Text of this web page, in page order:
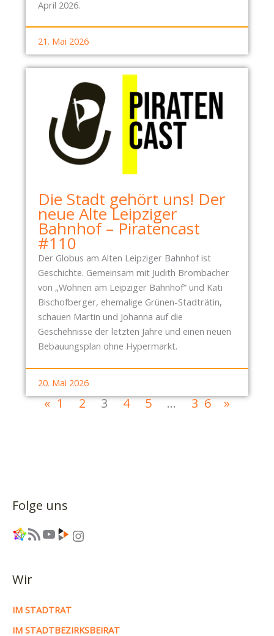
April 2026.
21. Mai 2026
Die Stadt gehört uns! Der
neue Alte Leipziger
Bahnhof – Piratencast
#110
Der Globus am Alten Leipziger Bahnhof ist
Geschichte. Gemeinsam mit Judith Brombacher
von „Wohnen am Leipziger Bahnhof“ und Kati
Bischofberger, ehemalige Grünen-Stadträtin,
schauen Martin und Johanna auf die
Geschehnisse der letzten Jahre und einen neuen
Bebauungsplan ohne Hypermarkt.
20. Mai 2026
« 1 2 3 4 5 … 36 »
Folge uns
Link RSS-Feed YouTube Link Instagram
Wir
IM STADTRAT
IM STADTBEZIRKSBEIRAT